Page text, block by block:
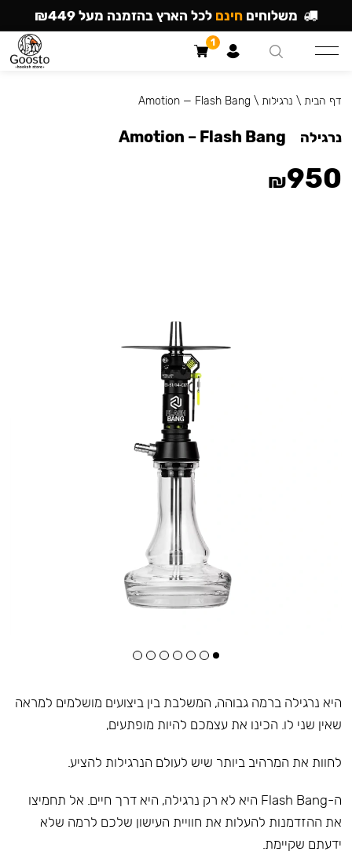
היא נרגילה ברמה גבוהה, המשלבת בין ביצועים מושלמים למראה
שאין שני לו. הכינו את עצמכם להיות מופתעים,
לחוות את המרהיב ביותר שיש לעולם הנרגילות להציע.
ה-Flash Bang היא לא רק נרגילה, היא דרך חיים. אל תחמיצו
את ההזדמנות להעלות את חוויית העישון שלכם לרמה שלא
ידעתם שקיימת.
דף הבית \ נרגילות \
Amotion — Flash Bang
נרגילה Amotion – Flash Bang
₪950
משלוחים חינם לכל הארץ בהזמנה מעל ₪449
1